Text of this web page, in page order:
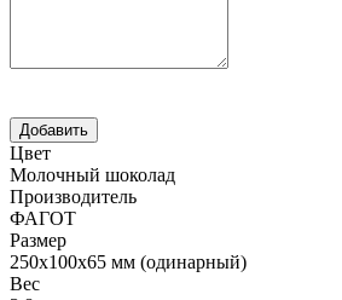
Цвет
Молочный шоколад
Производитель
ФАГОТ
Размер
250х100х65 мм (одинарный)
Вес